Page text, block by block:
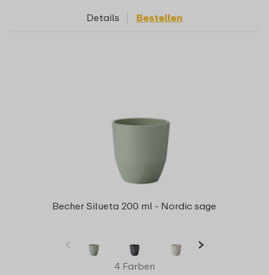
Details Bestellen
Becher Silueta 200 ml - Nordic sage
4 Farben